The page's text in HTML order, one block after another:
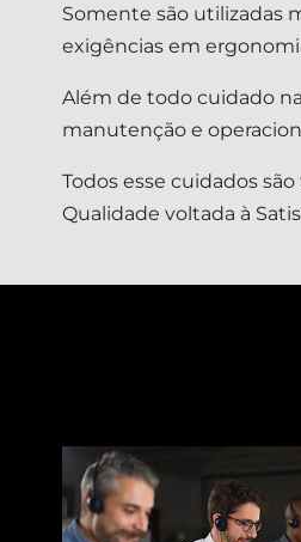
Somente são utilizadas
exigências em
Além de todo cuidado
manutenção e
Todos esse cuidados
Qualidade voltada à